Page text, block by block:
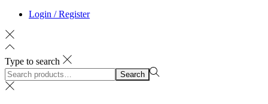
Login / Register
Type to search
Search
for:>
Search